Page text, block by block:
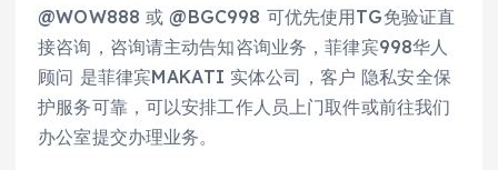
@WOW888 或 @BGC998 可优先使用TG免验证直
接咨询，咨询请主动告知咨询业务，菲律宾998华人
顾问 是菲律宾MAKATI 实体公司，客户 隐私安全保
护服务可靠，可以安排工作人员上门取件或前往我们
办公室提交办理业务。